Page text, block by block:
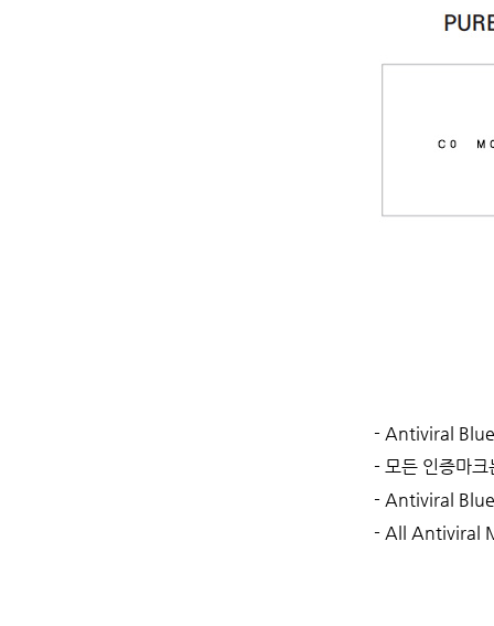
- Antiviral Blue
- 모든 인증마
- Antiviral
- All Antiviral